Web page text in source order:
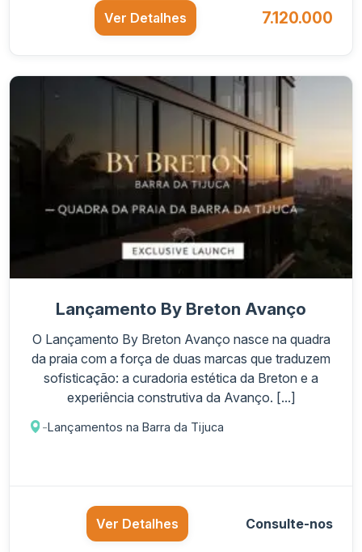
Ver Detalhes 7.120.000
Lançamento By Breton Avanço
O Lançamento By Breton Avanço nasce na quadra
da praia com a força de duas marcas que traduzem
sofisticação: a curadoria estética da Breton e a
experiência construtiva da Avanço. [...]
-Lançamentos na Barra da Tijuca
Ver Detalhes Consulte-nos